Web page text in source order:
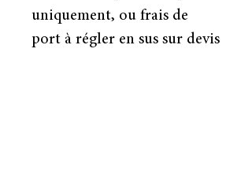
uniquement, ou frais de
port à régler en sus sur devis